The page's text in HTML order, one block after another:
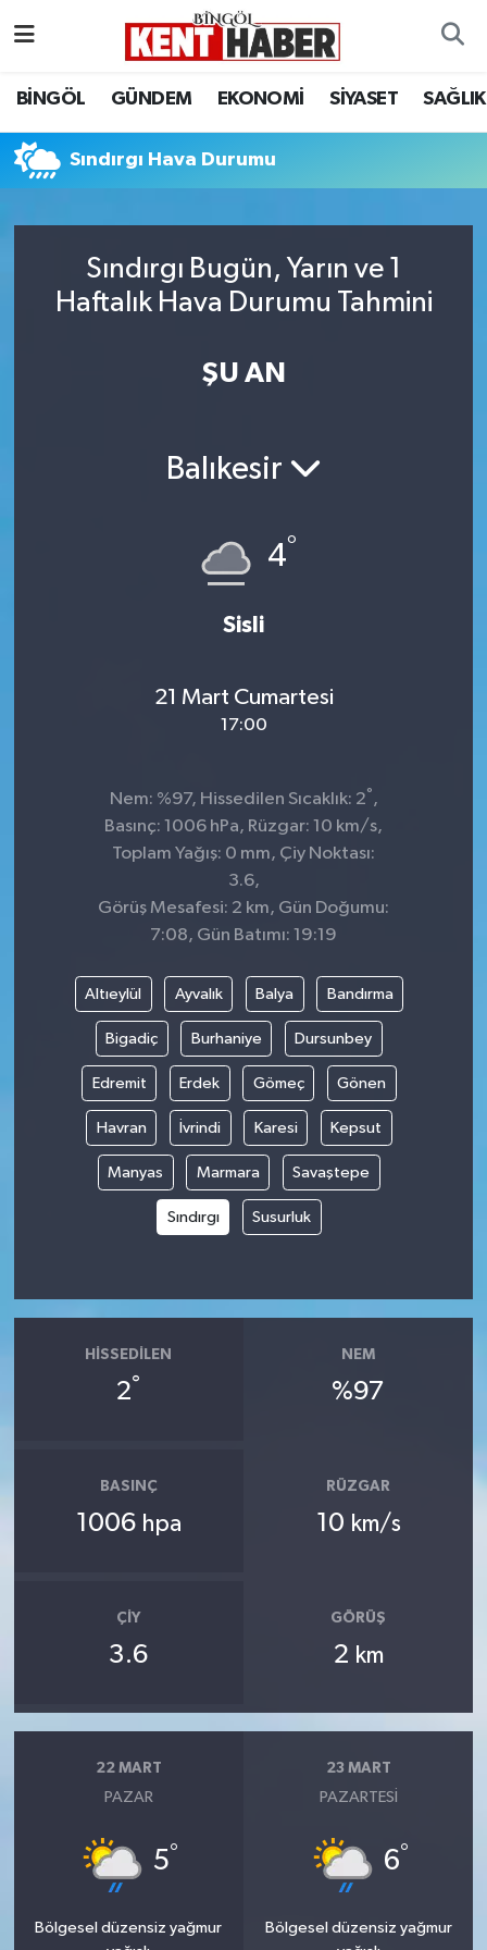
BİNGÖL GÜNDEM EKONOMİ SİYASET SAĞLIK
Sındırgı Hava Durumu
Sındırgı Bugün, Yarın ve 1
Haftalık Hava Durumu Tahmini
ŞU AN
Balıkesir
4°
Sisli
21 Mart Cumartesi
17:00
Nem: %97, Hissedilen Sıcaklık: 2° ,
Basınç: 1006 hPa, Rüzgar: 10 km/s,
Toplam Yağış: 0 mm, Çiy Noktası:
3.6,
Görüş Mesafesi: 2 km, Gün Doğumu:
7:08, Gün Batımı: 19:19
Altıeylül Ayvalık Balya Bandırma
Bigadiç Burhaniye Dursunbey
Edremit Erdek Gömeç Gönen
Havran İvrindi Karesi Kepsut
Manyas Marmara Savaştepe
Sındırgı Susurluk
HISSEDILEN
2°
NEM
%97
BASINÇ
1006 hpa
RÜZGAR
10 km/s
ÇIY
3.6
GÖRÜŞ
2 km
22 MART
PAZAR
5°
Bölgesel düzensiz yağmur
23 MART
PAZARTESI
6°
Bölgesel düzensiz yağmur
BİLİM-TEKNOLOJİ
DÜNYA
EKONOMİ
SOLHAN
YAYLADERE
Bingöl Hava Durumu
Bingöl Namaz Vakitleri
Süper Lig Puan Durumu ve Fikstür